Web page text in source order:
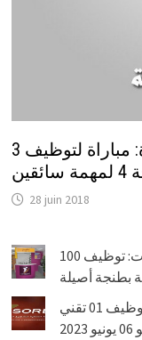
الجماعة القروية لتيولي – جرادة: مباراة لتوظيف 3
28 juin 2018
الوكالة الوطنية لإنعاش التشغيل والكفاءات: توظيف 100
بطنجة أصيلة
الشركة الملكية لتشجيع الفرس: مباراة توظيف 01 تقني